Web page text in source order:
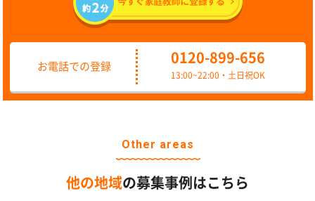
お電話での登録
0120-899-656
13:00~22:00・土日祝OK
Other areas
他の地域の募集事例はこちら